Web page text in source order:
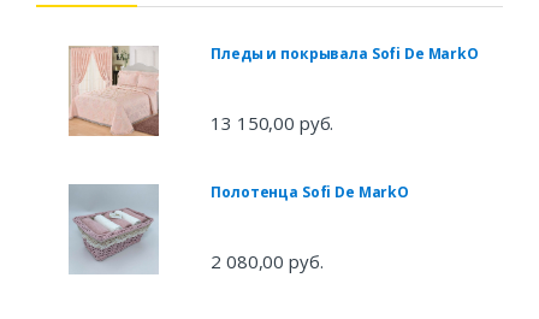
Пледы и покрывала Sofi De MarkO
13 150,00 руб.
Полотенца Sofi De MarkO
2 080,00 руб.